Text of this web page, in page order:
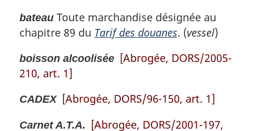
bateau Toute marchandise désignée au
chapitre 89 du Tarif des douanes. (vessel)
boisson alcoolisée [Abrogée, DORS/2005-
210, art. 1]
CADEX [Abrogée, DORS/96-150, art. 1]
Carnet A.T.A.
[Abrogée, DORS/2001-197,